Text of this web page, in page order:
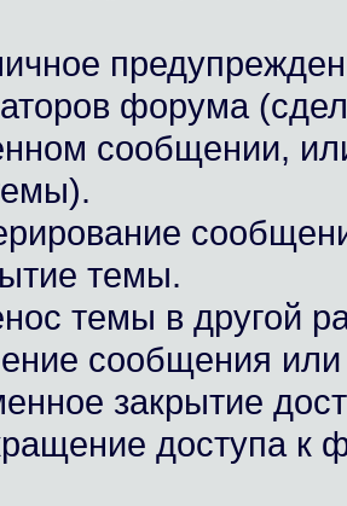
форума
сообщении,
темы.
темы в другой
сообщения
закрытие
доступа к